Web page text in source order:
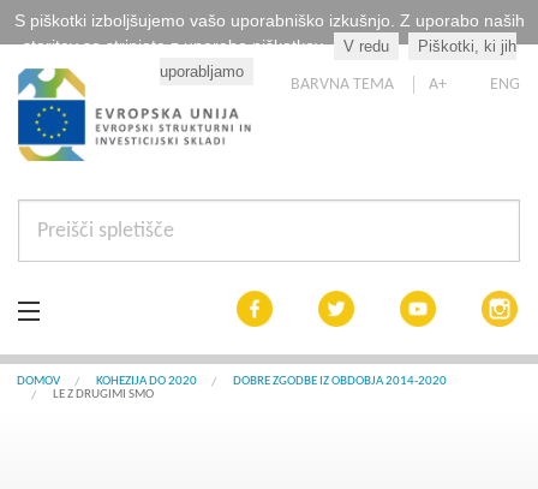
S piškotki izboljšujemo vašo uporabniško izkušnjo. Z uporabo naših
storitev se strinjate z uporabo piškotkov.
V redu
Piškotki, ki jih
uporabljamo
BARVNA TEMA A+ ENG
Aktualno
DOMOV KOHEZIJA DO 2020
DOBRE ZGODBE IZ OBDOBJA 2014-2020
LE Z DRUGIMI SMO